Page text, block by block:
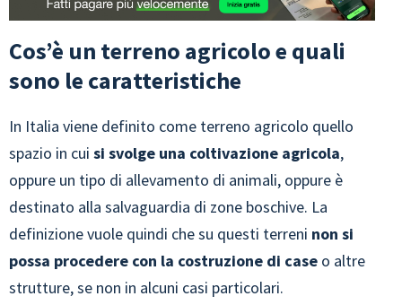
Cos’è un terreno agricolo e quali
sono le caratteristiche
In Italia viene definito come terreno agricolo quello
spazio in cui si svolge una coltivazione agricola,
oppure un tipo di allevamento di animali, oppure è
destinato alla salvaguardia di zone boschive. La
definizione vuole quindi che su questi terreni non si
possa procedere con la costruzione di case o altre
strutture, se non in alcuni casi particolari.